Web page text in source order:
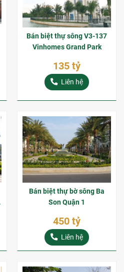
Bán biệt thự sông V3-137
Vinhomes Grand Park
135 tỷ
Liên hệ
Bán biệt thự bờ sông Ba
Son Quận 1
450 tỷ
Liên hệ